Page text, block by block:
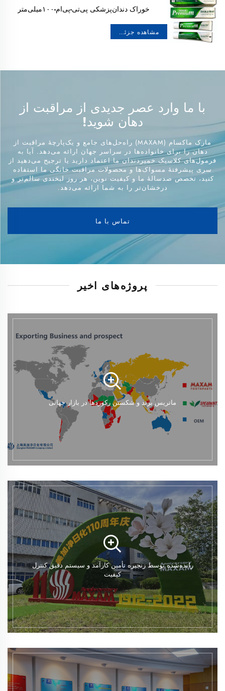
خوراک دندان‌پزشکی پی‌تی-پی‌ام-۱۰۰میلی‌متر
مشاهده جزئیات
با ما وارد عصر جدیدی از مراقبت از
دهان شوید!
مارک ماکسام (MAXAM) راه‌حل‌های جامع و یک‌پارچهٔ مراقبت از
دهان را برای خانواده‌ها در سراسر جهان ارائه می‌دهد. آیا به
فرمول‌های کلاسیک خمیردندان ما اعتماد دارید یا ترجیح می‌دهید از
سری پیشرفتهٔ مسواک‌ها و محصولات مراقبت خانگی ما استفاده
کنید، تخصص صدسالهٔ ما و کیفیت نوین، هر روز لبخندی سالم‌تر و
درخشان‌تر را به شما ارائه می‌دهد.
تماس با ما
پروژه‌های اخیر
ماتریس برند و شکستن رکوردها در بازار جهانی
رانده‌شده توسط زنجیره تأمین کارآمد و سیستم دقیق کنترل
کیفیت